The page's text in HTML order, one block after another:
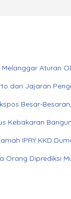
Aturan
dan Jajaran
Besar-
Kebakaran
IPRY KKD
Orang Diprediksi